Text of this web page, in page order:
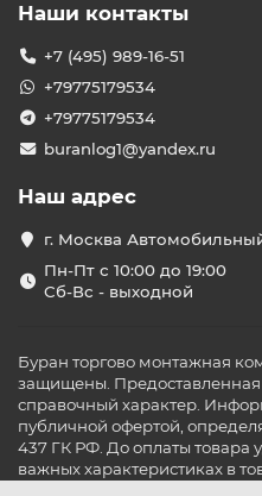
Наши контакты
+7 (495) 989-16-51
+79775179534
+79775179534
buranlog1@yandex.ru
Наш адрес
г. Москва
Пн-Пт с 10:00 до 19:00
Сб-Вс - выходной
Буран торгово монтажная
защищены.
справочный характер.
публичной офертой,
437 ГК РФ. До оплаты товара
важных характеристиках в